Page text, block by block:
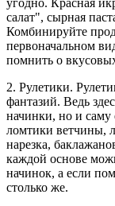
салат", сырная
Комбинируйте
первоначальном
помнить о
2. Рулетики.
фантазий. Ведь
начинки, но и саму
ломтики ветчины,
нарезка,
каждой основе
начинок, а если
столько же.